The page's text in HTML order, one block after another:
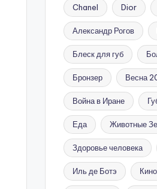
Chanel Dior
Александр Рогов
Блеск для губ
Бронзер Весна
Война в Иране
Еда Животные
Здоровье человека
Иль де Ботэ Кино